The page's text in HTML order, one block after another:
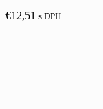
€12,51 s DPH